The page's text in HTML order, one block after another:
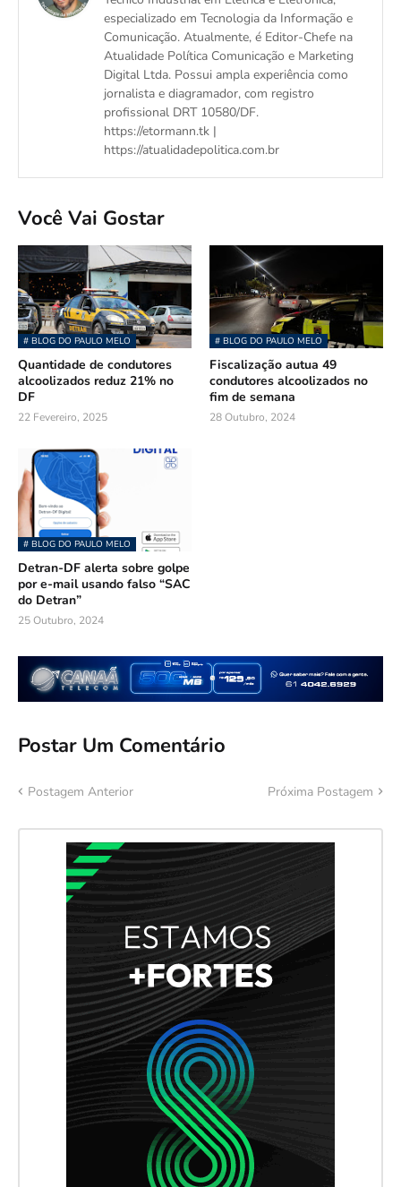
especializado em Tecnologia da Informação e
Comunicação. Atualmente, é Editor-Chefe na
Atualidade Política Comunicação e Marketing
Digital Ltda. Possui ampla experiência como
jornalista e diagramador, com registro
profissional DRT 10580/DF.
https://etormann.tk |
https://atualidadepolitica.com.br
Você Vai Gostar
# BLOG DO PAULO MELO
Quantidade de condutores
alcoolizados reduz 21% no
DF
22 Fevereiro, 2025
# BLOG DO PAULO MELO
Fiscalização autua 49
condutores alcoolizados no
fim de semana
28 Outubro, 2024
# BLOG DO PAULO MELO
Detran-DF alerta sobre golpe
por e-mail usando falso “SAC
do Detran”
25 Outubro, 2024
Postar Um Comentário
Postagem Anterior Próxima Postagem